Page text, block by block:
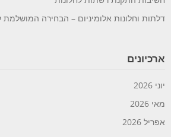
דלתות וחלונות אלומיניום – הבחירה המושלמת
ארכיונים
יוני 2026
מאי 2026
אפריל 2026